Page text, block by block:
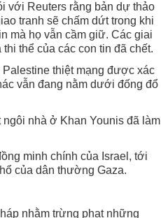
với Reuters rằng bản dự thảo
tranh sẽ chấm dứt trong khi
mà họ vẫn cầm giữ. Các giai
thể của các con tin đã chết.
thiệt mạng được xác
vẫn đang nằm dưới đống đổ
nhà ở Khan Younis đã làm
minh chính của Israel, tới
của dân thường Gaza.
nhằm trừng phạt những